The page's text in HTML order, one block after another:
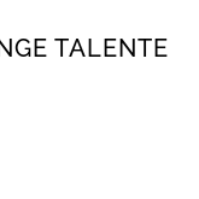
TALENTE